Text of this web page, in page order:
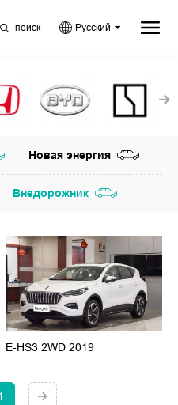
поиск Русский
Новая энергия
Внедорожник
E-HS3 2WD 2019